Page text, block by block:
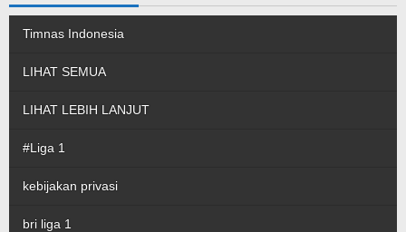
Timnas Indonesia
LIHAT SEMUA
LIHAT LEBIH LANJUT
#Liga 1
kebijakan privasi
bri liga 1